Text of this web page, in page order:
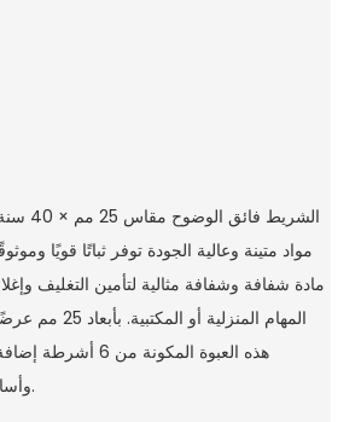
مواد متينة وعالية الجودة توفر ثباتًا قويًا
مادة شفافة وشفافة مثالية لتأمين التغليف
هذه العبوة المكونة
وأساسية لأي مساحة عمل.